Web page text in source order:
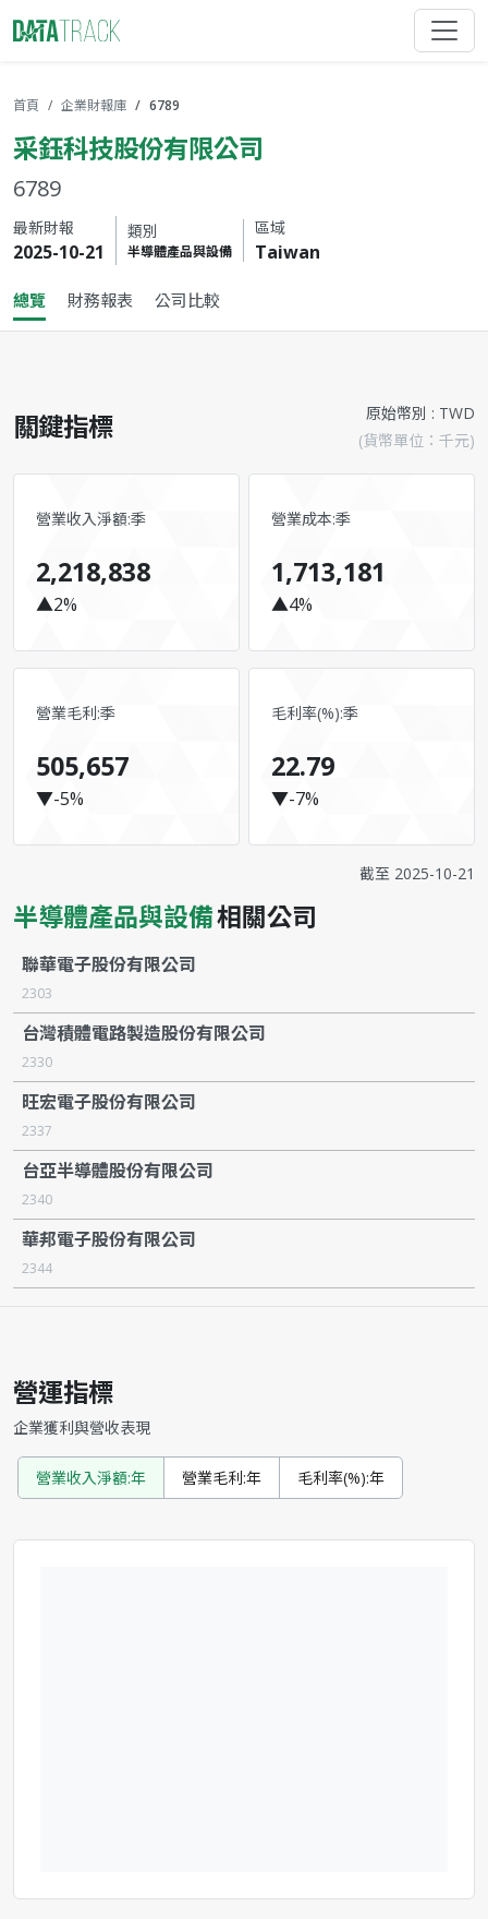
首頁 企業財報庫 6789
采鈺科技股份有限公司
6789
最新財報
2025-10-21
類別
半導體產品與設備
區域
Taiwan
總覽 財務報表 公司比較
關鍵指標
原始幣別 : TWD
(貨幣單位：千元)
營業收入淨額:季
2,218,838
▲2%
營業成本:季
1,713,181
▲4%
營業毛利:季
505,657
▼-5%
毛利率(%):季
22.79
▼-7%
截至 2025-10-21
半導體產品與設備相關公司
聯華電子股份有限公司
2303
台灣積體電路製造股份有限公司
2330
旺宏電子股份有限公司
2337
台亞半導體股份有限公司
2340
華邦電子股份有限公司
2344
營運指標
企業獲利與營收表現
營業收入淨額:年 營業毛利:年 毛利率(%):年